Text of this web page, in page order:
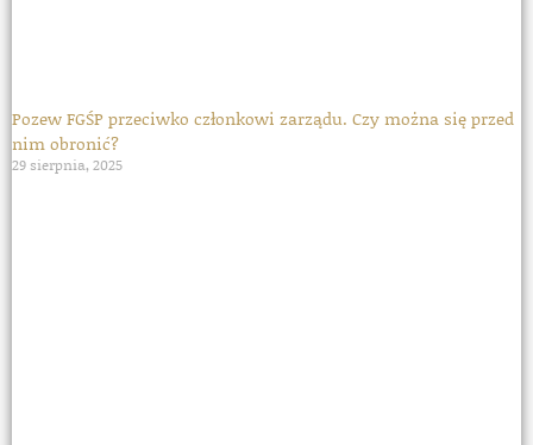
Pozew FGŚP przeciwko członkowi zarządu. Czy można się przed
nim obronić?
29 sierpnia, 2025